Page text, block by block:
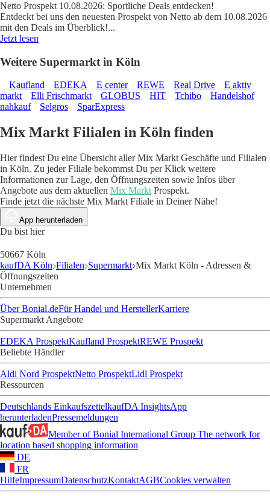
Netto Prospekt 10.08.2026: Sportliche Deals entdecken!
Entdeckt bei uns den neuesten Prospekt von Netto ab dem 10.08.2026
mit den Deals im Überblick!...
Jetzt lesen
Weitere Supermarkt in Köln
Kaufland EDEKA E center REWE Real Drive
E aktiv
markt
Elli Frischmarkt GLOBUS HIT Tchibo
Handelshof
nahkauf
Selgros SparExpress
Mix Markt Filialen in Köln finden
Hier findest Du eine Übersicht aller Mix Markt Geschäfte und Filialen
in Köln. Zu jeder Filiale bekommst Du per Klick weitere
Informationen zur Lage, den Öffnungszeiten sowie Infos über
Angebote aus dem aktuellen Mix Markt Prospekt.
Finde jetzt die nächste Mix Markt Filiale in Deiner Nähe!
App herunterladen
Du bist hier
50667 Köln
kaufDA Köln Filialen Supermarkt Mix Markt Köln - Adressen &
Öffnungszeiten
Unternehmen
Über Bonial.deFür Handel und HerstellerKarriere
Supermarkt Angebote
EDEKA ProspektKaufland ProspektREWE Prospekt
Beliebte Händler
Aldi Nord ProspektNetto ProspektLidl Prospekt
Ressourcen
Deutschlands EinkaufszettelkaufDA InsightsApp
herunterladenPressemeldungen
Member of Bonial International Group The network for
location based shopping information
DE
FR
HilfeImpressumDatenschutzKontaktAGBCookies verwalten